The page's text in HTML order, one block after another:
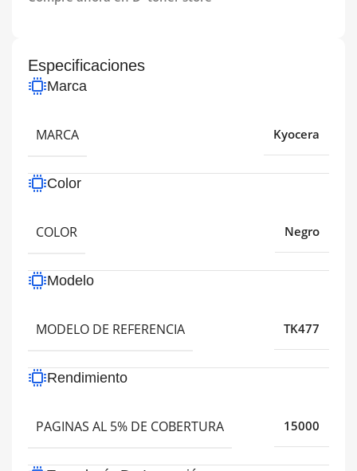
Especificaciones
Marca
MARCA Kyocera
Color
COLOR Negro
Modelo
MODELO DE REFERENCIA TK477
Rendimiento
PAGINAS AL 5% DE COBERTURA 15000